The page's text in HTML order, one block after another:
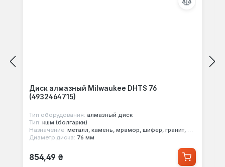
Диск алмазный Milwaukee DHTS 76
(4932464715)
Тип оборудования: алмазный диск
Тип: кшм (болгарки)
Назначение: металл, камень, мрамор, шифер, гранит, черепица, порфир, бетон
Диаметр диска: 76 мм
Обычная цена:
854,49 ₴